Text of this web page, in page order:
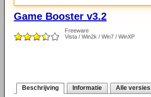
Game Booster v3.2
Freeware
Vista / Win2k / Win7 / WinXP
Beschrijving Informatie Alle versies